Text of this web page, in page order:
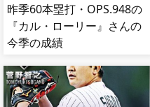
昨季60本塁打・OPS.948の
『カル・ローリー』さんの
今季の成績